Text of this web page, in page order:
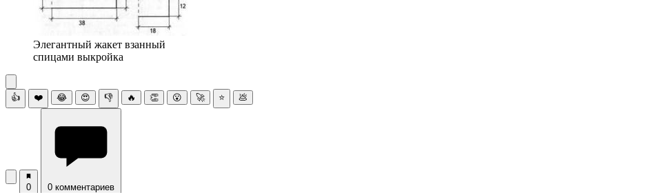
Элегантный жакет взанный
спицами выкройка
👍 ❤️ 😂 😍 👎 🔥 👏 😮 🚀 ⭐ 💩
0 0 комментариев